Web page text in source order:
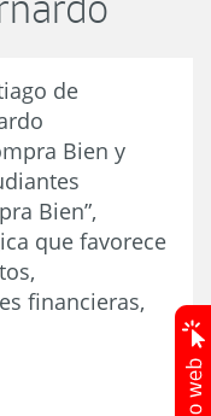
de
Bien y
Bien”,
que favorece
financieras,